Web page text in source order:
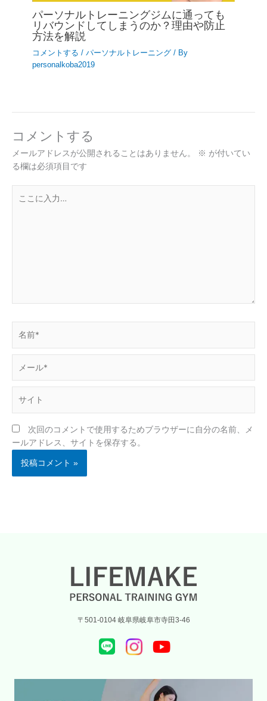
パーソナルトレーニングジムに通っても
リバウンドしてしまうのか？理由や防止
方法を解説
コメントする /パーソナルトレーニング / By
personalkoba2019
コメントする
メールアドレスが公開されることはありません。 ※ が付いてい
る欄は必須項目です
*
ー
ル
次回のコメントで使用するためブラウザーに自分の名前、メ
ールアドレス、サイトを保存する。
〒501-0104 岐阜県岐阜市寺田3-46